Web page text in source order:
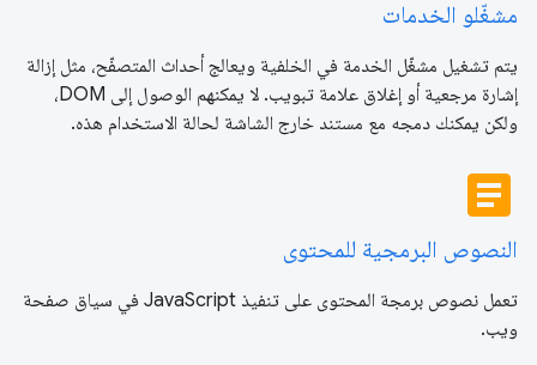
مشغّلو الخدمات
يتم تشغيل مشغّل الخدمة في الخلفية ويعالج أحداث المتصفّح، مثل إزالة
إشارة مرجعية أو إغلاق علامة تبويب. لا يمكنهم الوصول إلى DOM،
ولكن يمكنك دمجه مع مستند خارج الشاشة لحالة الاستخدام هذه.
article
النصوص البرمجية للمحتوى
تعمل نصوص برمجة المحتوى على تنفيذ JavaScript في سياق صفحة
ويب.